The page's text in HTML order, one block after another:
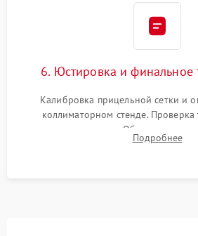
6. Юстировка и финальное
Калибровка прицельной сетки и
коллиматорном стенде. Проверка
механизма поправок. Обязательное
ударном стенде для проверки
Подробнее